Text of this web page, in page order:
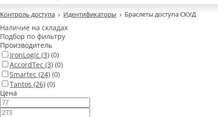
Контроль доступа Идентификаторы Браслеты доступа СКУД
Наличие на складах
Подбор по фильтру
Производитель
IronLogic (3) (0)
AccordTec (3) (0)
Smartec (24) (0)
Tantos (26) (0)
Цена